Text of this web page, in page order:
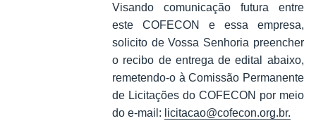
Visando comunicação futura entre
este COFECON e essa empresa,
solicito de Vossa Senhoria preencher
o recibo de entrega de edital abaixo,
remetendo-o à Comissão Permanente
de Licitações do COFECON por meio
do e-mail: licitacao@cofecon.org.br.